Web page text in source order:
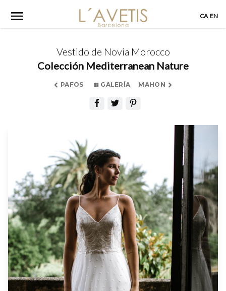
content
CA EN
Vestido de Novia Morocco
Colección Mediterranean Nature
PAFOS GALERÍA MAHON